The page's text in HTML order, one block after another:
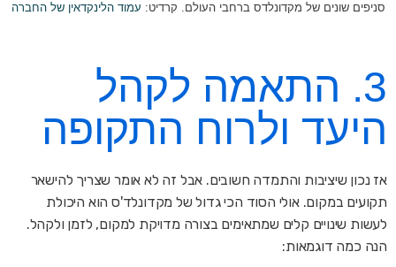
סניפים שונים של מקדונלדס ברחבי העולם. קרדיט: עמוד הלינקדאין של החברה
3. התאמה לקהל
היעד ולרוח התקופה
אז נכון שיציבות והתמדה חשובים. אבל זה לא אומר שצריך להישאר
תקועים במקום. אולי הסוד הכי גדול של מקדונלד'ס הוא היכולת
לעשות שינויים קלים שמתאימים בצורה מדויקת למקום, לזמן ולקהל.
הנה כמה דוגמאות: